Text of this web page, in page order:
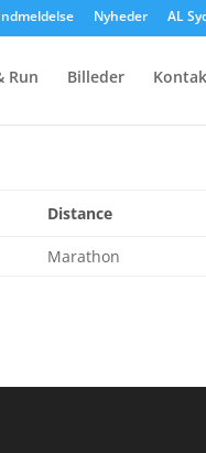
Nyheder AL
Run Billeder
Distance
Marathon